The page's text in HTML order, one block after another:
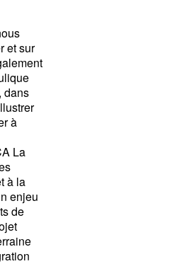
et sur
dans
à
La
à la
enjeu
de